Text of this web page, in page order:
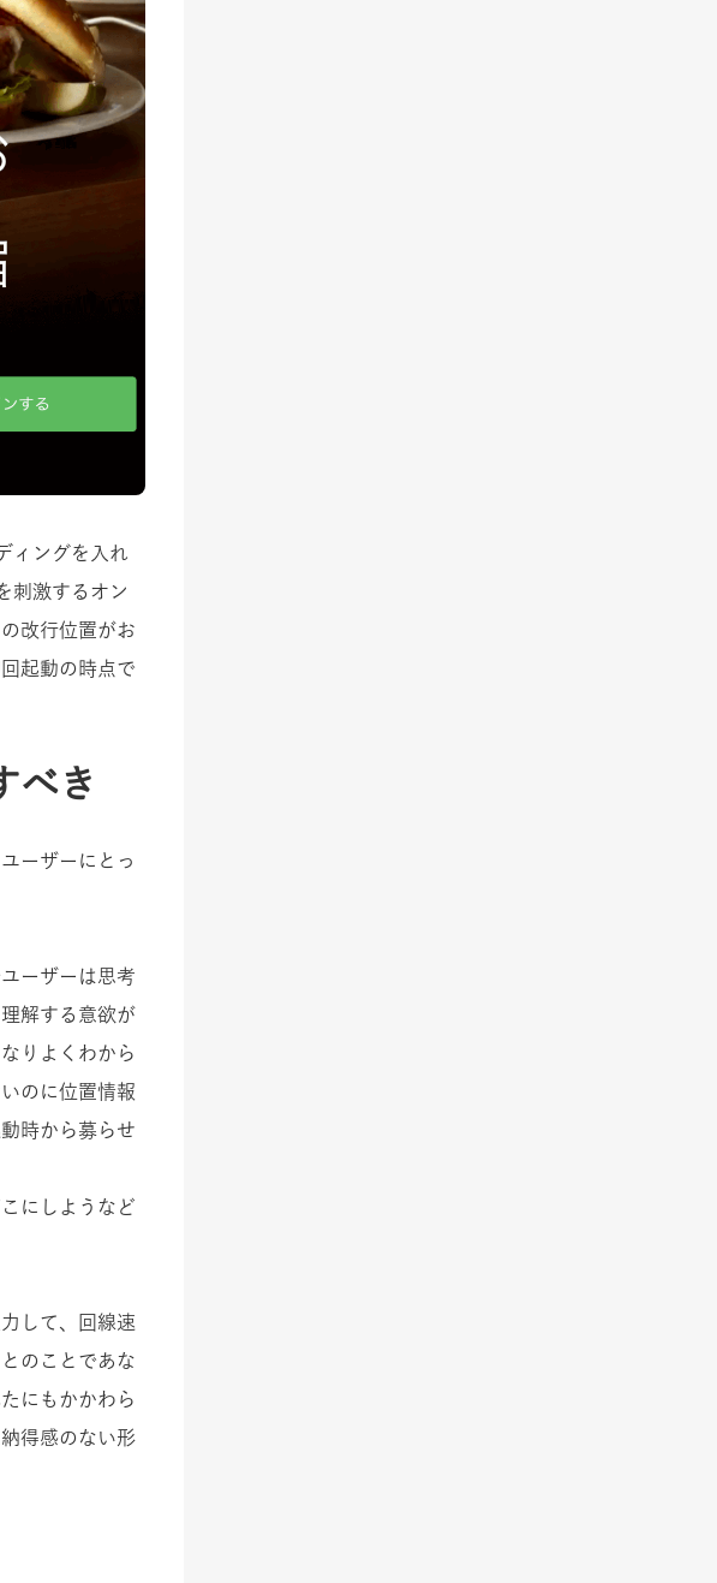
ィングを入れ
刺激するオン
改行位置がお
起動の時点で
べき
ーザーにとっ
ーザーは思考
解する意欲が
りよくわから
のに位置情報
時から募らせ
にしようなど
して、回線速
のことであな
にもかかわら
得感のない形